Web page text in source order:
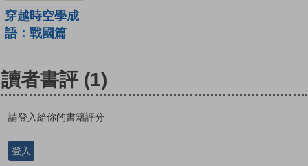
穿越時空學成
語：戰國篇
讀者書評 (1)
請登入給你的書籍評分
登入